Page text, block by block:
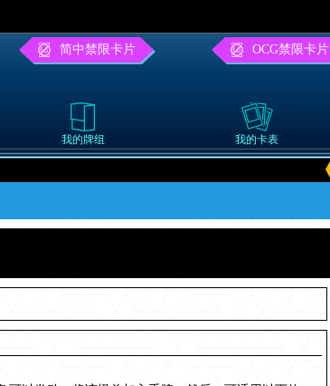
简中禁限卡片 OCG禁限卡片
我的牌组 我的卡表